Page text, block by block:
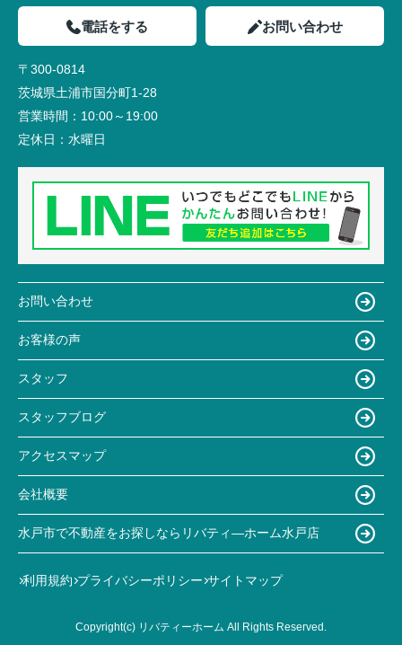
電話をする お問い合わせ
〒300-0814
茨城県土浦市国分町1-28
営業時間： 10:00～19:00
定休日： 水曜日
お問い合わせ
お客様の声
スタッフ
スタッフブログ
アクセスマップ
会社概要
水戸市で不動産をお探しならリバティ―ホーム水戸店
利用規約 プライバシーポリシー サイトマップ
Copyright(c) リバティーホーム All Rights Reserved.